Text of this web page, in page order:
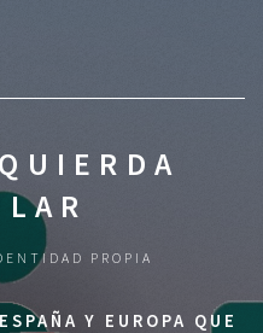
PROPIA
Y EUROPA QUE